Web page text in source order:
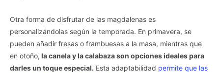
Otra forma de disfrutar de las magdalenas es
personalizándolas según la temporada. En primavera, se
pueden añadir fresas o frambuesas a la masa, mientras que
en otoño, la canela y la calabaza son opciones ideales para
darles un toque especial. Esta adaptabilidad permite que las